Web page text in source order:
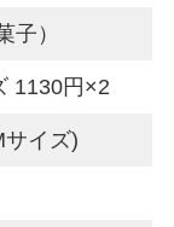
子）
1130円×2
イズ)